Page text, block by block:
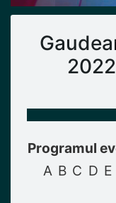
Programul
A B C D E